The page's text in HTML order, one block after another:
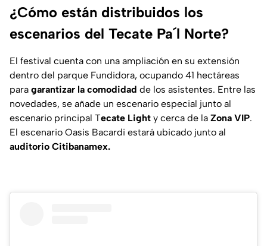
¿Cómo están distribuidos los
escenarios del Tecate Pa´l Norte?
El festival cuenta con una ampliación en su extensión
dentro del parque Fundidora, ocupando 41 hectáreas
para garantizar la comodidad de los asistentes. Entre las
novedades, se añade un escenario especial junto al
escenario principal Tecate Light y cerca de la Zona VIP.
El escenario Oasis Bacardi estará ubicado junto al
auditorio Citibanamex.